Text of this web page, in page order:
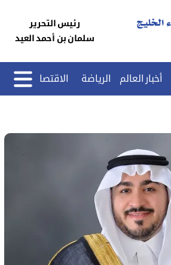
رئيس التحرير
سلمان بن أحمد العيد
أخبار العالم الرياضة الاقتصاد